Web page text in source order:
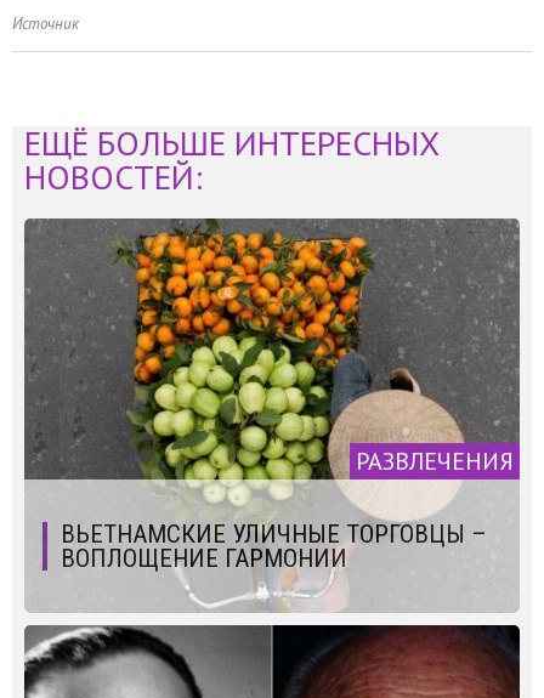
Источник
ЕЩЁ БОЛЬШЕ ИНТЕРЕСНЫХ
НОВОСТЕЙ:
РАЗВЛЕЧЕНИЯ
ВЬЕТНАМСКИЕ УЛИЧНЫЕ ТОРГОВЦЫ –
ВОПЛОЩЕНИЕ ГАРМОНИИ